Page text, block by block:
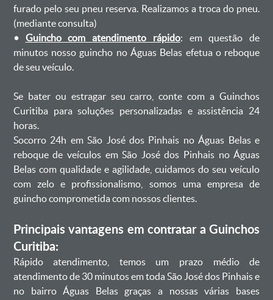
furado pelo seu pneu reserva. Realizamos a troca do pneu.
(mediante consulta)
• Guincho com atendimento rápido: em questão de
minutos nosso guincho no Águas Belas efetua o reboque
de seu veículo.
Se bater ou estragar seu carro, conte com a Guinchos
Curitiba para soluções personalizadas e assistência 24
horas.
Socorro 24h em São José dos Pinhais no Águas Belas e
reboque de veículos em São José dos Pinhais no Águas
Belas com qualidade e agilidade, cuidamos do seu veículo
com zelo e profissionalismo, somos uma empresa de
guincho comprometida com nossos clientes.
Principais vantagens em contratar a Guinchos
Curitiba:
Rápido atendimento, temos um prazo médio de
atendimento de 30 minutos em toda São José dos Pinhais e
no bairro Águas Belas graças a nossas várias bases